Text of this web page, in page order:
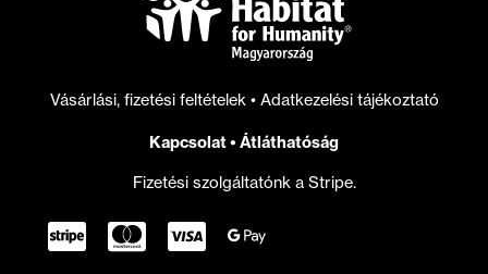
Vásárlási, fizetési feltételek • Adatkezelési tájékoztató
Kapcsolat• Átláthatóság
Fizetési szolgáltatónk a Stripe.